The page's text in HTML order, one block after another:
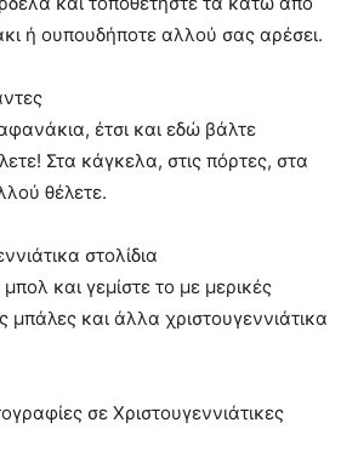
ή ουπουδήποτε αλλού σας αρέσει.
έτσι και εδώ βάλτε
Στα κάγκελα, στις πόρτες, στα
θέλετε.
στολίδια
και γεμίστε το με μερικές
μπάλες και άλλα χριστουγεννιάτικα
σε Χριστουγεννιάτικες